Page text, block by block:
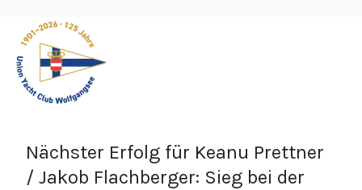
Nächster Erfolg für Keanu Prettner
/ Jakob Flachberger: Sieg bei der